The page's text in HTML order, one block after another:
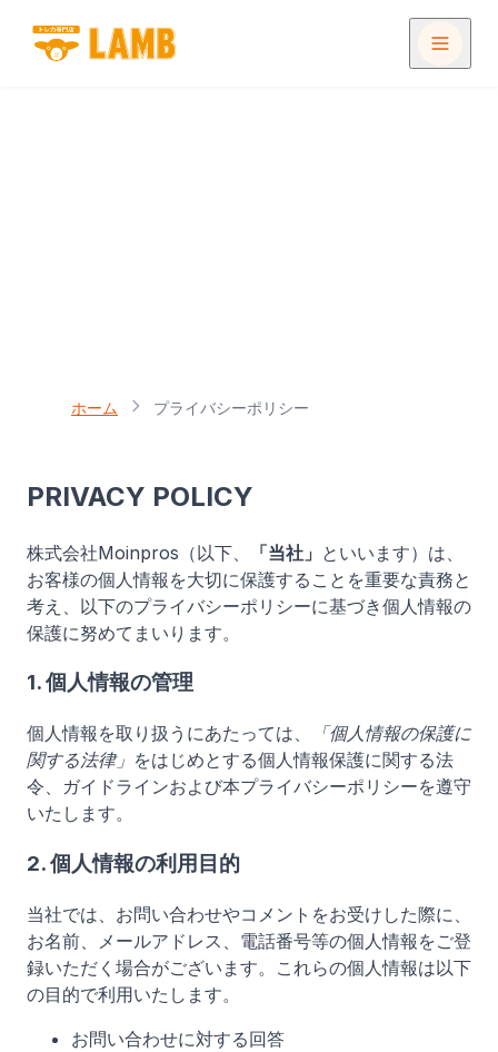
メディア
ホーム プライバシーポリシー
PRIVACY POLICY
株式会社Moinpros（以下、 「当社」 といいます）は、
お客様の個人情報を大切に保護することを重要な責務と
考え、以下のプライバシーポリシーに基づき個人情報の
保護に努めてまいります。
1. 個人情報の管理
個人情報を取り扱うにあたっては、
「個人情報の保護に
関する法律」 をはじめとする個人情報保護に関する法
令、ガイドラインおよび本プライバシーポリシーを遵守
いたします。
2. 個人情報の利用目的
当社では、お問い合わせやコメントをお受けした際に、
お名前、メールアドレス、電話番号等の個人情報をご登
録いただく場合がございます。これらの個人情報は以下
の目的で利用いたします。
お問い合わせに対する回答